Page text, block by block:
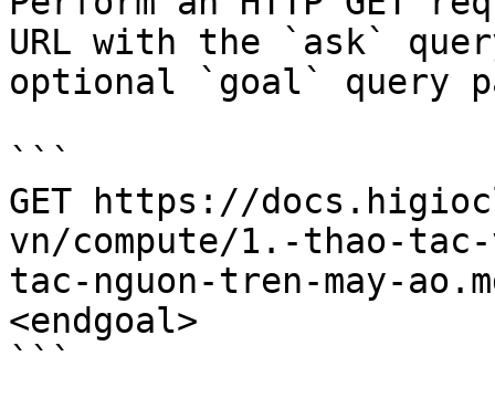
URL with the `ask`
optional `goal` query
```
GET https://
vn/compute/1.-thao-
tac-nguon-tren-may-
<endgoal>
```